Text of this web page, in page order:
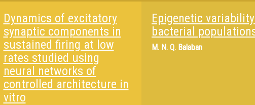
Dynamics of excitatory
synaptic components in
sustained firing at low
rates studied using
neural networks of
controlled architecture in
vitro
Epigenetic
bacterial
M. N. Q. Balaban